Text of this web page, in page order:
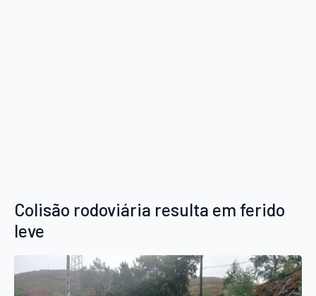
Colisão rodoviária resulta em ferido
leve